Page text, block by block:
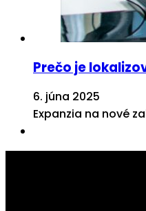
Prečo je
6. júna 2025
Expanzia na nové